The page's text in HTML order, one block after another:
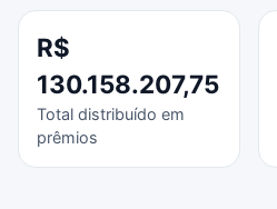
R$
130.158.207,75
Total distribuído em
prêmios